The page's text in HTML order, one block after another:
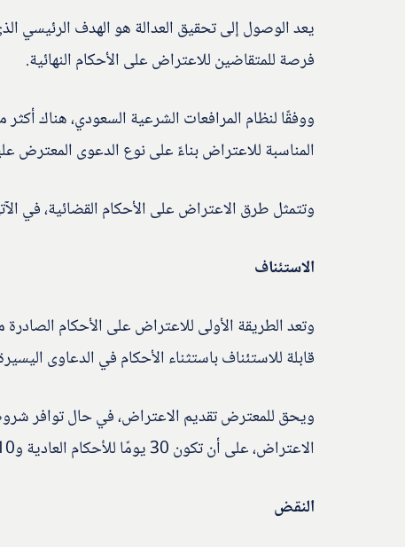
يعد الوصول إلى تحقيق العدالة هو الهدف الرئيسي
فرصة للمتقاضين للاعتراض على الأحكام النهائية.
ووفقًا لنظام المرافعات الشرعية السعودي، هناك
المناسبة للاعتراض بناءً على نوع الدعوى المعترض
وتتمثل طرق الاعتراض على الأحكام القضائية، في
الاستئناف
وتعد الطريقة الأولى للاعتراض على الأحكام
قابلة للاستئناف باستثناء الأحكام في الدعاوى
ويحق للمعترض تقديم الاعتراض، في حال توافر شروط
الاعتراض، على أن تكون 30 يومًا للأحكام العادية و10 للمستعجلة.
النقض